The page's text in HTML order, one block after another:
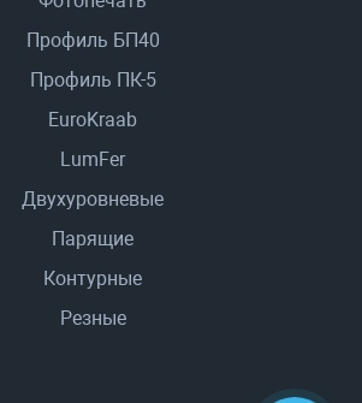
Профиль БП40
Профиль ПК-5
EuroKraab
LumFer
Двухуровневые
Парящие
Контурные
Резные